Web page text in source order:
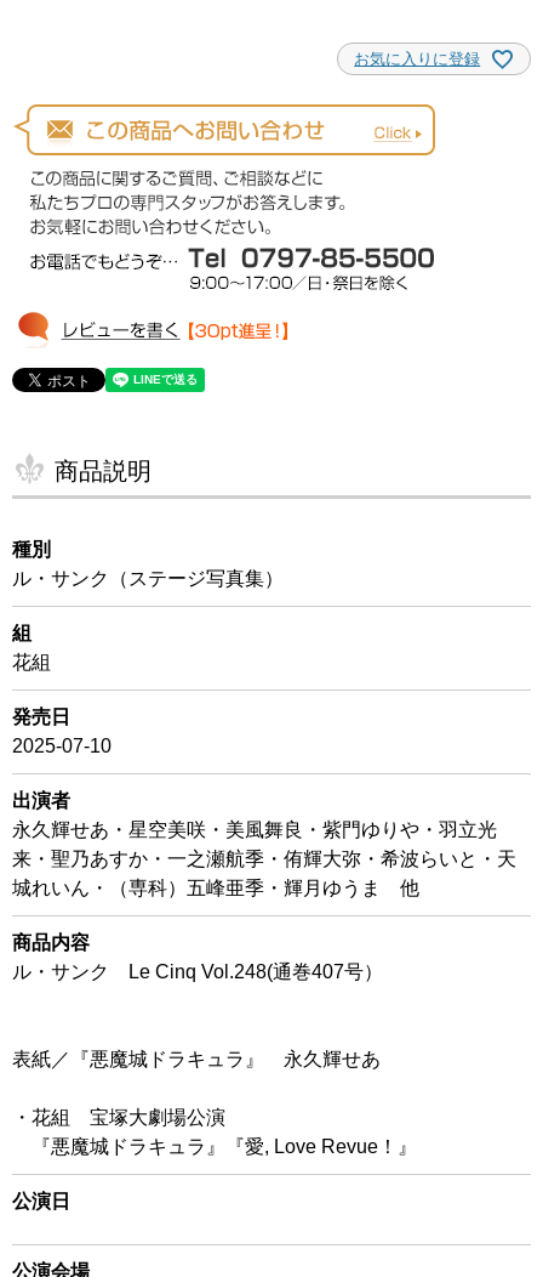
お気に入りに登録
商品説明
種別
ル・サンク（ステージ写真集）
組
花組
発売日
2025-07-10
出演者
永久輝せあ・星空美咲・美風舞良・紫門ゆりや・羽立光
来・聖乃あすか・一之瀬航季・侑輝大弥・希波らいと・天
城れいん・（専科）五峰亜季・輝月ゆうま 他
商品内容
ル・サンク Le Cinq Vol.248(通巻407号）
表紙／『悪魔城ドラキュラ』 永久輝せあ
・花組 宝塚大劇場公演
『悪魔城ドラキュラ』『愛, Love Revue！』
公演日
公演会場